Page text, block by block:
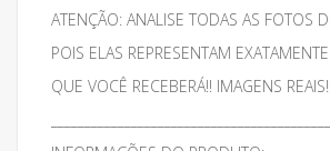
ATENÇÃO: ANALISE TODAS AS FOTOS
POIS ELAS REPRESENTAM
QUE VOCÊ RECEBERÁ!! IMAGENS REAIS!!